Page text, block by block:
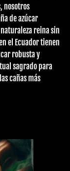
nosotros
de azúcar
reina sin
el Ecuador tienen
robusta y
sagrado para
cañas más